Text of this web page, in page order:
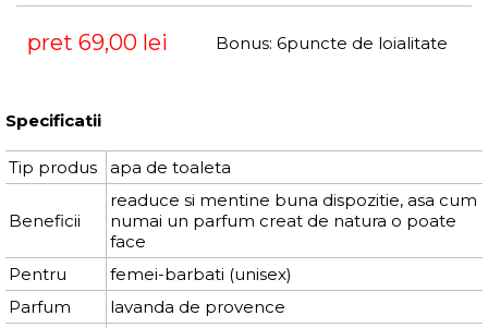
pret 69,00 lei Bonus: 6puncte de loialitate
Specificatii
Tip produs apa de toaleta
Beneficii
readuce si mentine buna dispozitie, asa cum
numai un parfum creat de natura o poate
face
Pentru
femei-barbati (unisex)
Parfum
lavanda de provence